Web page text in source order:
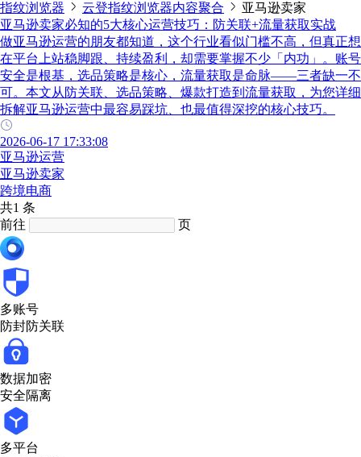
指纹浏览器 云登指纹浏览器内容聚合
亚马逊卖家
亚马逊卖家必知的5大核心运营技巧：防关联+流量获取实战
做亚马逊运营的朋友都知道，这个行业看似门槛不高，但真正想
在平台上站稳脚跟、持续盈利，却需要掌握不少「内功」。账号
安全是根基，选品策略是核心，流量获取是命脉——三者缺一不
可。本文从防关联、选品策略、爆款打造到流量获取，为您详细
拆解亚马逊运营中最容易踩坑、也最值得深挖的核心技巧。
2026-06-17 17:33:08
亚马逊运营
亚马逊卖家
跨境电商
共1 条
前往
页
多账号
防封防关联
数据加密
安全隔离
多平台